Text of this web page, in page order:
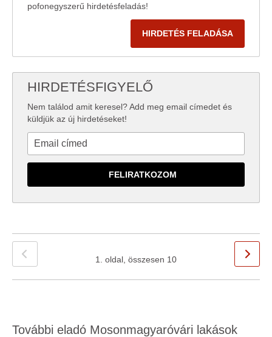
pofonegyszerű hirdetésfeladás!
HIRDETÉS FELADÁSA
HIRDETÉSFIGYELŐ
Nem találod amit keresel? Add meg email címedet és
küldjük az új hirdetéseket!
1. oldal, összesen 10
További eladó Mosonmagyaróvári lakások